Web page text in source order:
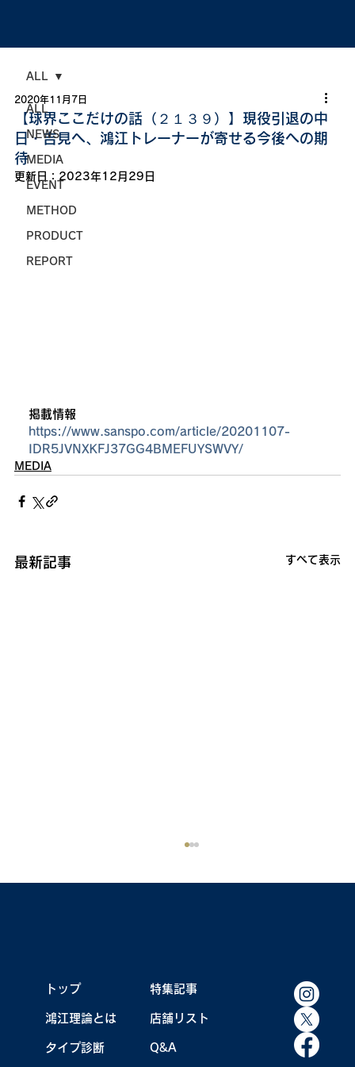
ALL
NEWS
MEDIA
EVENT
METHOD
PRODUCT
REPORT
ALL
【球界ここだけの話（２１３９）】現役引退の中
日・吉見へ、鴻江トレーナーが寄せる今後への期
待
2020年11月7日
更新日： 2023年12月29日
掲載情報
https://www.sanspo.com/article/20201107-
IDR5JVNXKFJ37GG4BMEFUYSWVY/
MEDIA
最新記事 すべて表示
トップ
鴻江理論とは
タイプ診断
特集記事
店舗リスト
Q&A